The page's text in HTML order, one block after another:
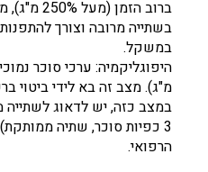
ברוב הזמן
בשתייה מרובה וצורך
במשקל.
מ"ג). מצב זה בא לידי ביטוי
במצב כזה, יש לדאוג
3 כפיות סוכר, שתיה
הרפואי.